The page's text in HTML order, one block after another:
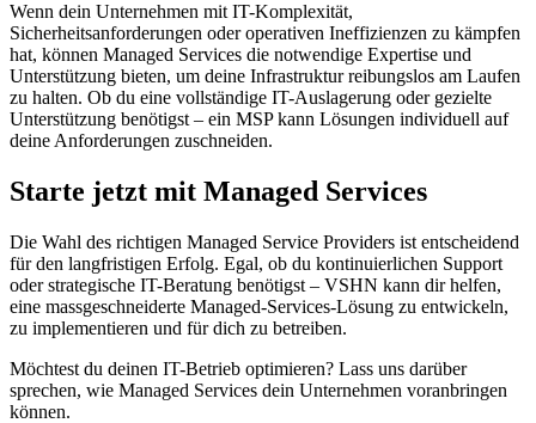
Wenn dein Unternehmen mit IT-Komplexität,
Sicherheitsanforderungen oder operativen Ineffizienzen zu kämpfen
hat, können Managed Services die notwendige Expertise und
Unterstützung bieten, um deine Infrastruktur reibungslos am Laufen
zu halten. Ob du eine vollständige IT-Auslagerung oder gezielte
Unterstützung benötigst – ein MSP kann Lösungen individuell auf
deine Anforderungen zuschneiden.
Starte jetzt mit Managed Services
Die Wahl des richtigen Managed Service Providers ist entscheidend
für den langfristigen Erfolg. Egal, ob du kontinuierlichen Support
oder strategische IT-Beratung benötigst – VSHN kann dir helfen,
eine massgeschneiderte Managed-Services-Lösung zu entwickeln,
zu implementieren und für dich zu betreiben.
Möchtest du deinen IT-Betrieb optimieren? Lass uns darüber
sprechen, wie Managed Services dein Unternehmen voranbringen
können.